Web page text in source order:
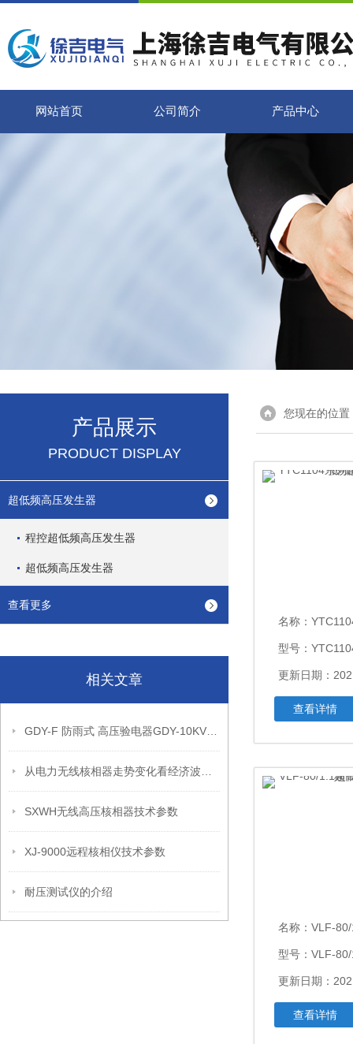
网站首页 公司简介 产品中心
产品展示
PRODUCT DISPLAY
超低频高压发生器
程控超低频高压发生器
超低频高压发生器
查看更多
相关文章
SXWH无线高压核相器技术参数
XJ-9000远程核相仪技术参数
耐压测试仪的介绍
您现在的位置
名称： YTC1104系列超
型号：
更新日期：
查看详情
名称： VLF-80/1.1超低
型号：VLF-
更新日期：
查看详情